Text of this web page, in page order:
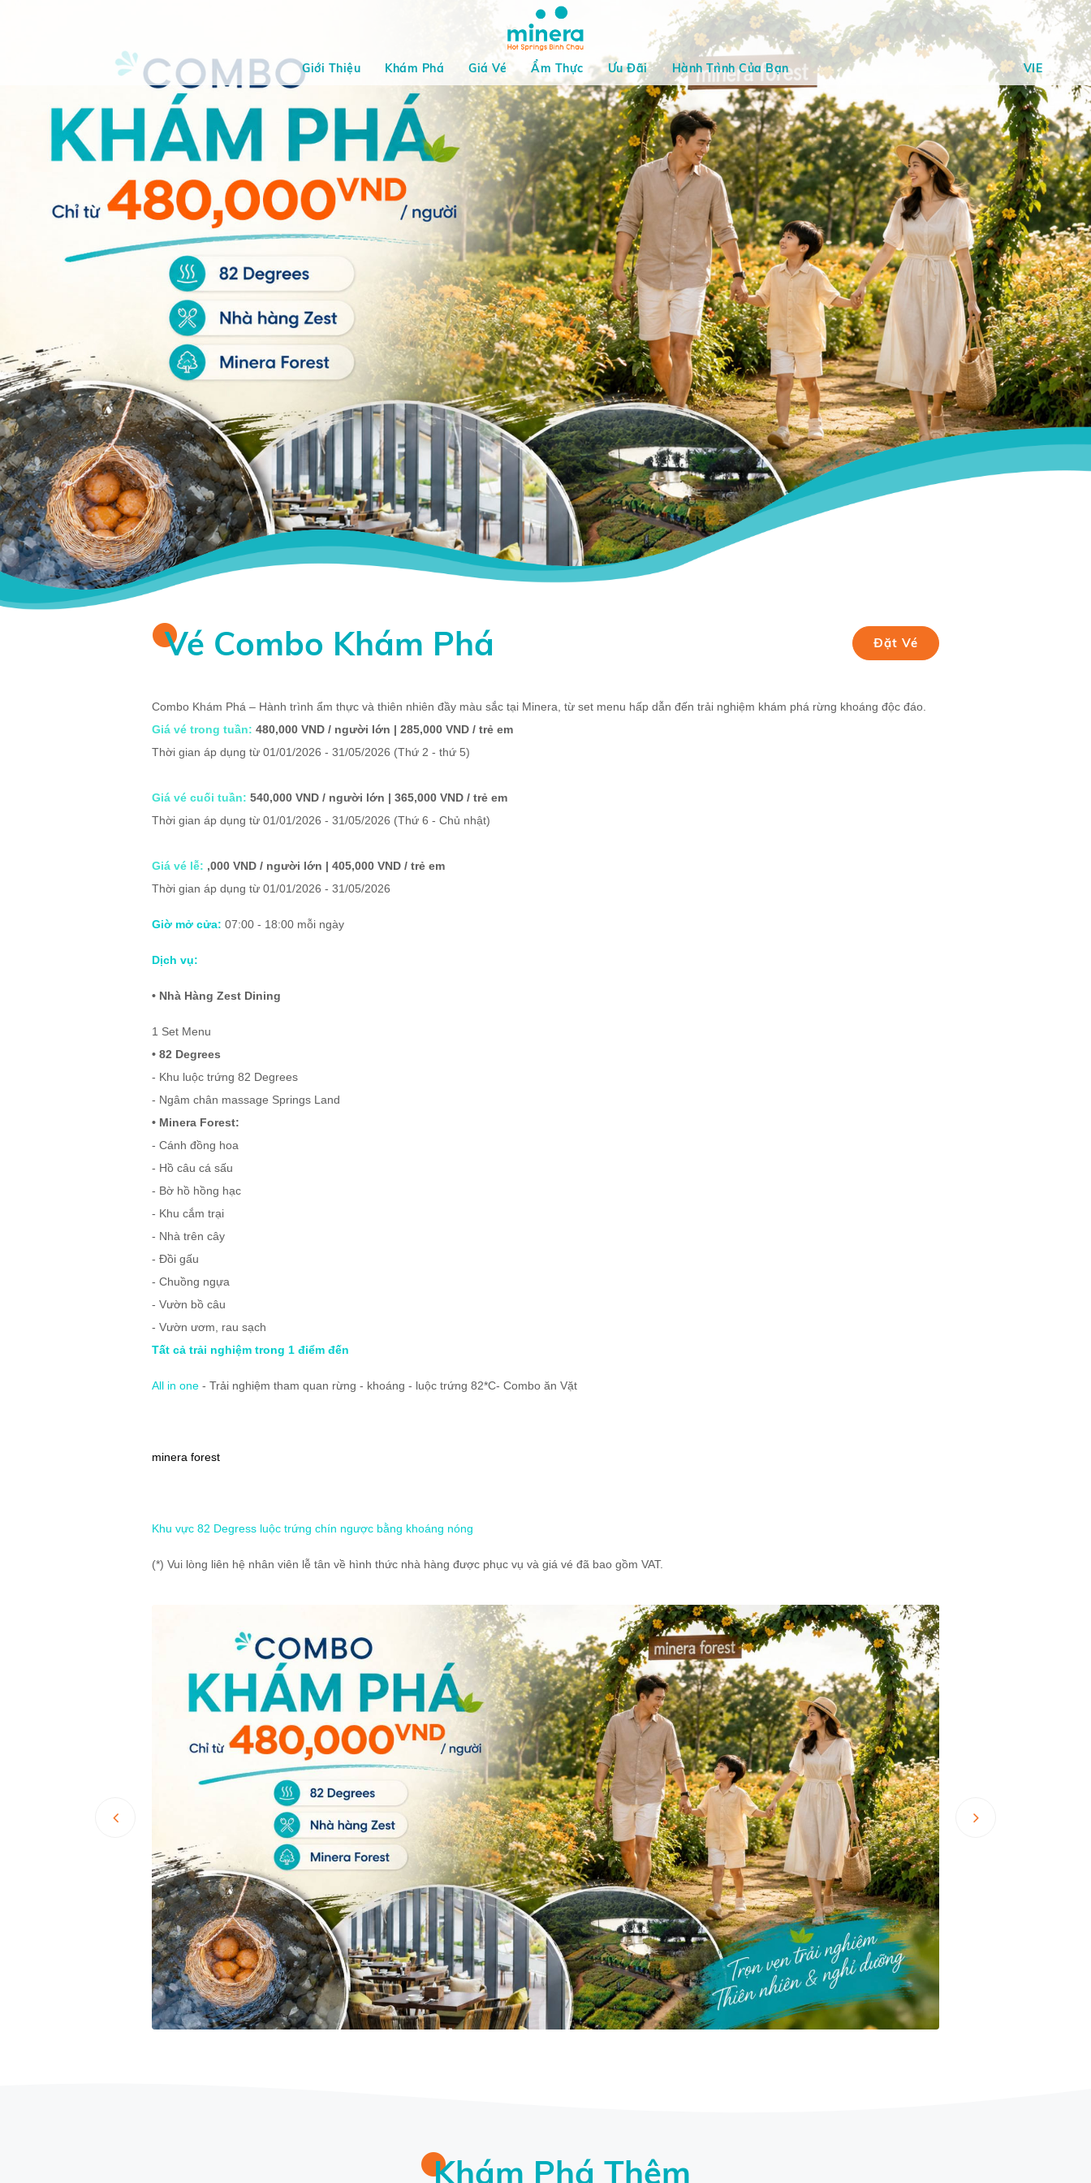
Giới Thiệu Khám Phá Giá Vé Ẩm Thực Ưu Đãi Hành Trình Của Bạn VIE
Vé Combo Khám Phá Đặt Vé
Combo Khám Phá – Hành trình ẩm thực và thiên nhiên đầy màu sắc tại Minera, từ set menu hấp dẫn đến trải nghiệm khám phá rừng khoáng độc đáo.
Giá vé trong tuần: 480,000 VND / người lớn | 285,000 VND / trẻ em
Thời gian áp dụng từ 01/01/2026 - 31/05/2026 (Thứ 2 - thứ 5)
Giá vé cuối tuần: 540,000 VND / người lớn | 365,000 VND / trẻ em
Thời gian áp dụng từ 01/01/2026 - 31/05/2026 (Thứ 6 - Chủ nhật)
Giá vé lễ: ,000 VND / người lớn | 405,000 VND / trẻ em
Thời gian áp dụng từ 01/01/2026 - 31/05/2026
Giờ mở cửa: 07:00 - 18:00 mỗi ngày
Dịch vụ:
• Nhà Hàng Zest Dining
1 Set Menu
• 82 Degrees
- Khu luộc trứng 82 Degrees
- Ngâm chân massage Springs Land
• Minera Forest:
- Cánh đồng hoa
- Hồ câu cá sấu
- Bờ hồ hồng hạc
- Khu cắm trại
- Nhà trên cây
- Đồi gấu
- Chuồng ngựa
- Vườn bồ câu
- Vườn ươm, rau sạch
Tất cả trải nghiệm trong 1 điểm đến
All in one - Trải nghiệm tham quan rừng - khoáng - luộc trứng 82*C- Combo ăn Vặt
minera forest
Khu vực 82 Degress luộc trứng chín ngược bằng khoáng nóng
(*) Vui lòng liên hệ nhân viên lễ tân về hình thức nhà hàng được phục vụ và giá vé đã bao gồm VAT.
Khám Phá Thêm